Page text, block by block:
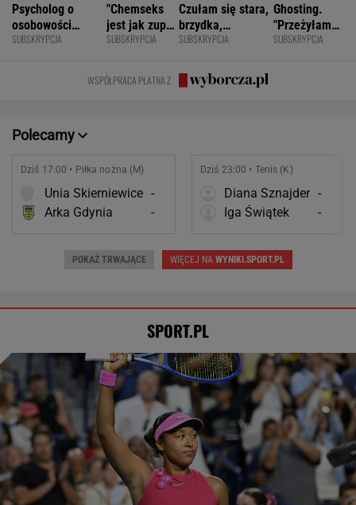
Psycholog o
osobowości
narcystycznej:
SUBSKRYPCJA
"Chemseks
jest jak zupa.
Nażresz się,
znów jesteś
głodny"
SUBSKRYPCJA
Czułam się stara,
brzydka,
niepotrzebna.
mnie dla młodszej
SUBSKRYPCJA
Ghosting.
"Przeżyłam
najpiękniejszy
SUBSKRYPCJA
WSPÓŁPRACA PŁATNA Z
Polecamy
Dziś 17:00 • Piłka nożna (M)
Unia Skierniewice -
Arka Gdynia
-
Dziś 23:00 • Tenis (K)
Diana Sznajder -
Iga Świątek
-
POKAŻ TRWAJĄCE WIĘCEJ NA WYNIKI.SPORT.PL
SPORT.PL